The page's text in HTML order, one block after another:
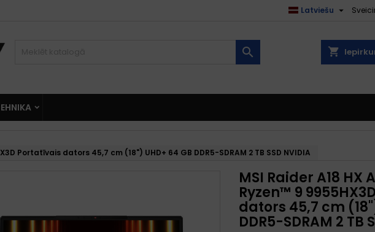
Latviešu 
shopping_cart

Portatīvais dators 45,7 cm (18") UHD+ 64 GB DDR5-SDRAM 2 TB SSD NVIDIA
MSI Raider A18 HX
Ryzen™ 9
dators 45,7 cm
DDR5-SDRAM 2 TB